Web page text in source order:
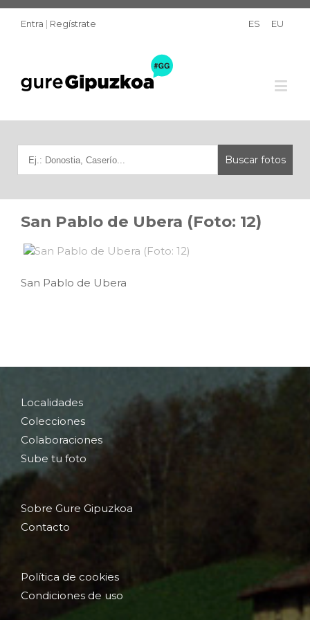
Entra | Regístrate ES EU
San Pablo de Ubera (Foto: 12)
San Pablo de Ubera
Localidades
Colecciones
Colaboraciones
Sube tu foto
Sobre Gure Gipuzkoa
Contacto
Política de cookies
Condiciones de uso